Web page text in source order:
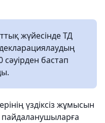
жүйесінде ТД
бастап
үздіксіз жұмысын